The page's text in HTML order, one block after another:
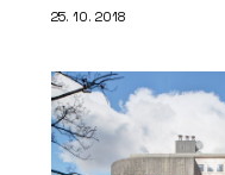
25. 10. 2018